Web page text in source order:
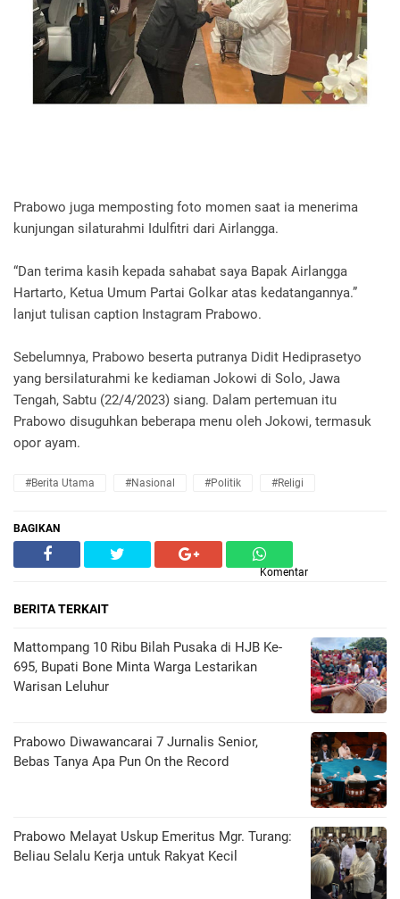
Prabowo juga memposting foto momen saat ia menerima
kunjungan silaturahmi Idulfitri dari Airlangga.
“Dan terima kasih kepada sahabat saya Bapak Airlangga
Hartarto, Ketua Umum Partai Golkar atas kedatangannya.”
lanjut tulisan caption Instagram Prabowo.
Sebelumnya, Prabowo beserta putranya Didit Hediprasetyo
yang bersilaturahmi ke kediaman Jokowi di Solo, Jawa
Tengah, Sabtu (22/4/2023) siang. Dalam pertemuan itu
Prabowo disuguhkan beberapa menu oleh Jokowi, termasuk
opor ayam.
#Berita Utama #Nasional #Politik #Religi
BAGIKAN
Komentar
BERITA TERKAIT
Mattompang 10 Ribu Bilah Pusaka di HJB Ke-
695, Bupati Bone Minta Warga Lestarikan
Warisan Leluhur
Prabowo Diwawancarai 7 Jurnalis Senior,
Bebas Tanya Apa Pun On the Record
Prabowo Melayat Uskup Emeritus Mgr. Turang:
Beliau Selalu Kerja untuk Rakyat Kecil